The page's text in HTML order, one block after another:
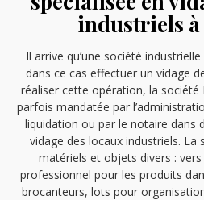
industriels à
Il arrive qu’une société
dans ce cas effectuer un vidage
réaliser cette opération, la société
parfois mandatée par
liquidation ou par le notaire dans
vidage des locaux industriels. La
matériels et objets divers :
professionnel pour les produits
brocanteurs, lots pour